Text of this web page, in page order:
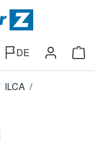
0 Produkte auf
DE
ILCA /